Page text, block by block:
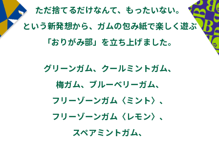
ただ捨てるだけなんて、もったいない。
という新発想から、ガムの包み紙で楽しく遊ぶ
「おりがみ部」を立ち上げました。
グリーンガム、クールミントガム、
梅ガム、ブルーベリーガム、
フリーゾーンガム〈ミント〉、
フリーゾーンガム〈レモン〉、
スペアミントガム、